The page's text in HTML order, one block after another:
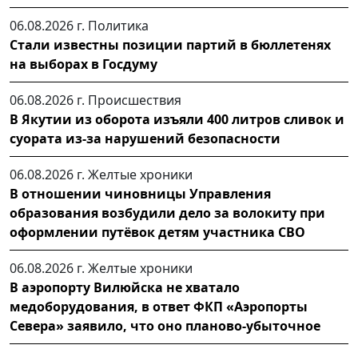
06.08.2026 г. Политика
Стали известны позиции партий в бюллетенях
на выборах в Госдуму
06.08.2026 г. Происшествия
В Якутии из оборота изъяли 400 литров сливок и
суората из-за нарушений безопасности
06.08.2026 г. Желтые хроники
В отношении чиновницы Управления
образования возбудили дело за волокиту при
оформлении путёвок детям участника СВО
06.08.2026 г. Желтые хроники
В аэропорту Вилюйска не хватало
медоборудования, в ответ ФКП «Аэропорты
Севера» заявило, что оно планово-убыточное